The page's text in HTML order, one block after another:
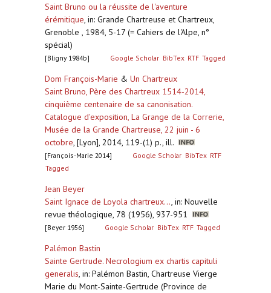
Saint Bruno ou la réussite de l'aventure
érémitique, in: Grande Chartreuse et Chartreux,
Grenoble , 1984, 5-17 (= Cahiers de l'Alpe, n°
spécial)
[Bligny 1984b] Google Scholar BibTex RTF Tagged
Dom François-Marie & Un Chartreux
Saint Bruno, Père des Chartreux 1514-2014,
cinquième centenaire de sa canonisation.
Catalogue d'exposition, La Grange de la Correrie,
Musée de la Grande Chartreuse, 22 juin - 6
octobre, [Lyon], 2014, 119-(1) p., ill.
[François-Marie 2014] Google Scholar BibTex RTF
Tagged
Jean Beyer
Saint Ignace de Loyola chartreux…, in: Nouvelle
revue théologique, 78 (1956), 937-951
[Beyer 1956] Google Scholar BibTex RTF Tagged
Palémon Bastin
Sainte Gertrude. Necrologium ex chartis capituli
generalis, in: Palémon Bastin, Chartreuse Vierge
Marie du Mont-Sainte-Gertrude (Province de